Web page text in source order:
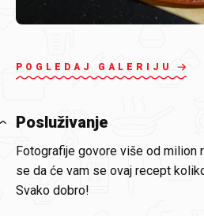
POGLEDAJ GALERIJU
Posluživanje
Fotografije govore više od milion
se da će vam se ovaj recept
Svako dobro!